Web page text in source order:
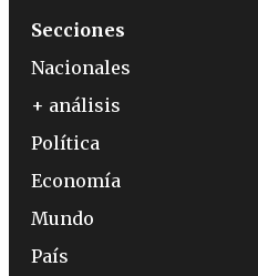
Secciones
Nacionales
+ análisis
Política
Economía
Mundo
País